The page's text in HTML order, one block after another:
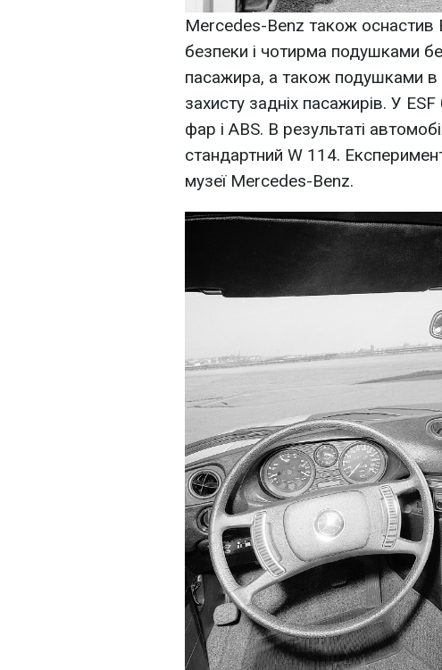
Mercedes-Benz також
безпеки і чотирма подушками
пасажира, а також подушками в
захисту задніх пасажирів. У
фар і ABS. В результаті
стандартний W 114.
музеї Mercedes-Benz.